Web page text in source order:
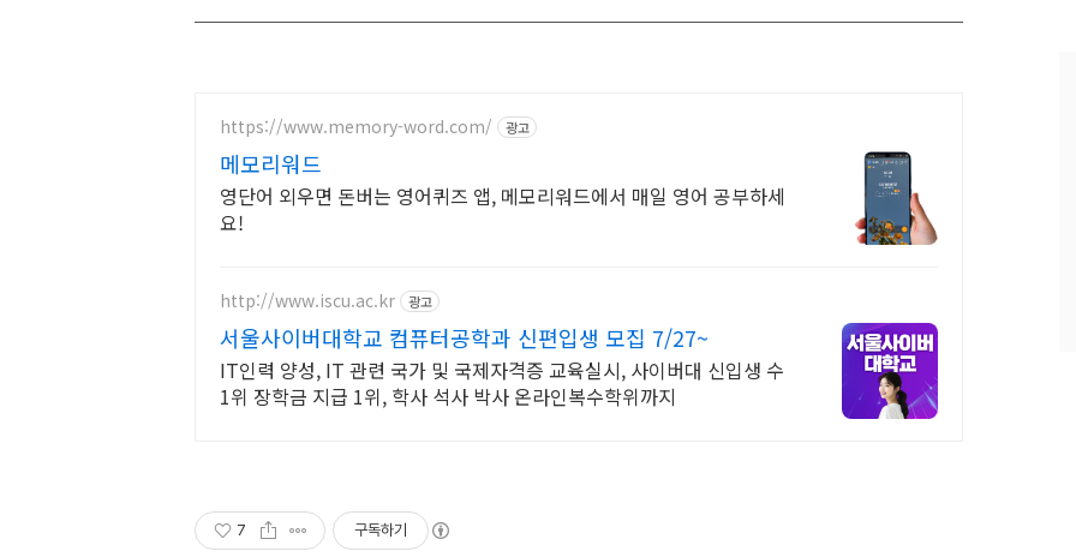
https://www.memory-word.com/ 광고
메모리워드
영단어 외우면 돈버는 영어퀴즈 앱, 메모리워드에서 매일 영어 공부하세
요!
http://www.iscu.ac.kr 광고
서울사이버대학교 컴퓨터공학과 신편입생 모집 7/27~
IT인력 양성, IT 관련 국가 및 국제자격증 교육실시, 사이버대 신입생 수
1위 장학금 지급 1위, 학사 석사 박사 온라인복수학위까지
7 구독하기